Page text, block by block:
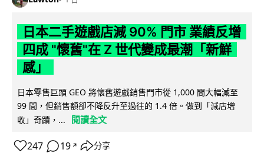
日本二手遊戲店減 90% 門市 業績反增
四成 "懷舊"在 Z 世代變成最潮「新鮮
感」
日本零售巨頭 GEO 將懷舊遊戲銷售門市從 1,000 間大幅減至
99 間，但銷售額卻不降反升至過往的 1.4 倍。做到「減店增
收」奇蹟，...
閱讀全文
247 19 ↗ 分享